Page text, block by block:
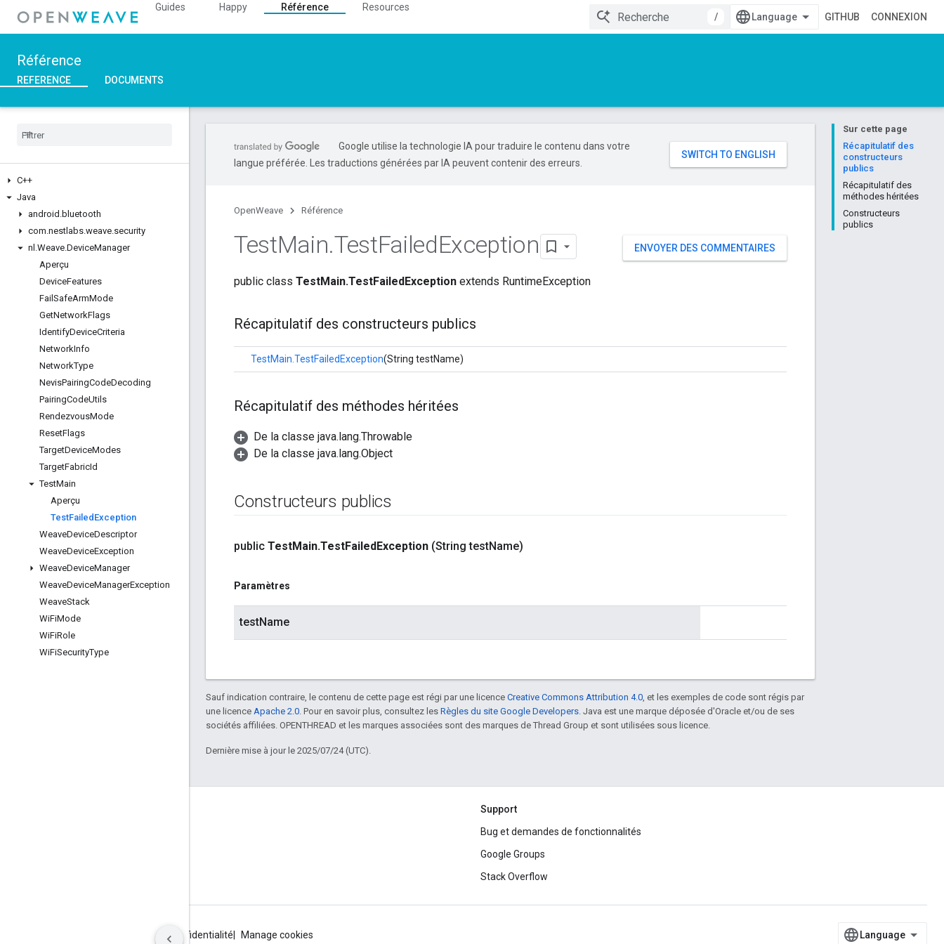
Guides Happy Référence
Resources
/
GITHUB CONNEXION
Référence
REFERENCE DOCUMENTS
C++
Java
android .bluetooth
com.nestlabs.weave.security
nl .Weave.DeviceManager
Aperçu
DeviceFeatures
Fail SafeArmMode
GetNetworkFlags
IdentifyDeviceCriteria
NetworkInfo
NetworkType
NevisPairingCodeDecoding
PairingCodeUtils
RendezvousMode
ResetFlags
TargetDeviceModes
TargetFabricId
TestMain
Aperçu
TestFailed Exception
WeaveDeviceDescriptor
WeaveDeviceException
WeaveDeviceManager
WeaveDeviceManagerException
WeaveStack
WiFiMode
WiFiRole
WiFiSecurityType
Sur cette page
Récapitulatif des
constructeurs
publics
Récapitulatif des
méthodes héritées
Constructeurs
publics
Google utilise la technologie IA pour traduire le contenu dans votre
langue préférée. Les traductions générées par IA peuvent contenir des erreurs.
OpenWeave Référence
ENVOYER DES COMMENTAIRES
TestMain.TestFailedException
public class TestMain.TestFailedException extends RuntimeException
Récapitulatif des constructeurs publics
TestMain.TestFailedException(String testName)
Récapitulatif des méthodes héritées
De la classe java.lang.Throwable
De la classe java.lang.Object
Constructeurs publics
public TestMain.TestFailedException (String testName)
Paramètres
testName
Sauf indication contraire, le contenu de cette page est régi par une licence Creative Commons Attribution 4.0, et les exemples de code sont régis par
une licence Apache 2.0. Pour en savoir plus, consultez les Règles du site Google Developers. Java est une marque déposée d'Oracle et/ou de ses
sociétés affiliées. OPENTHREAD et les marques associées sont des marques de Thread Group et sont utilisées sous licence.
Dernière mise à jour le 2025/07/24 (UTC).
Support
Bug et demandes de fonctionnalités
Google Groups
Stack Overflow
Règles de confidentialité Manage cookies